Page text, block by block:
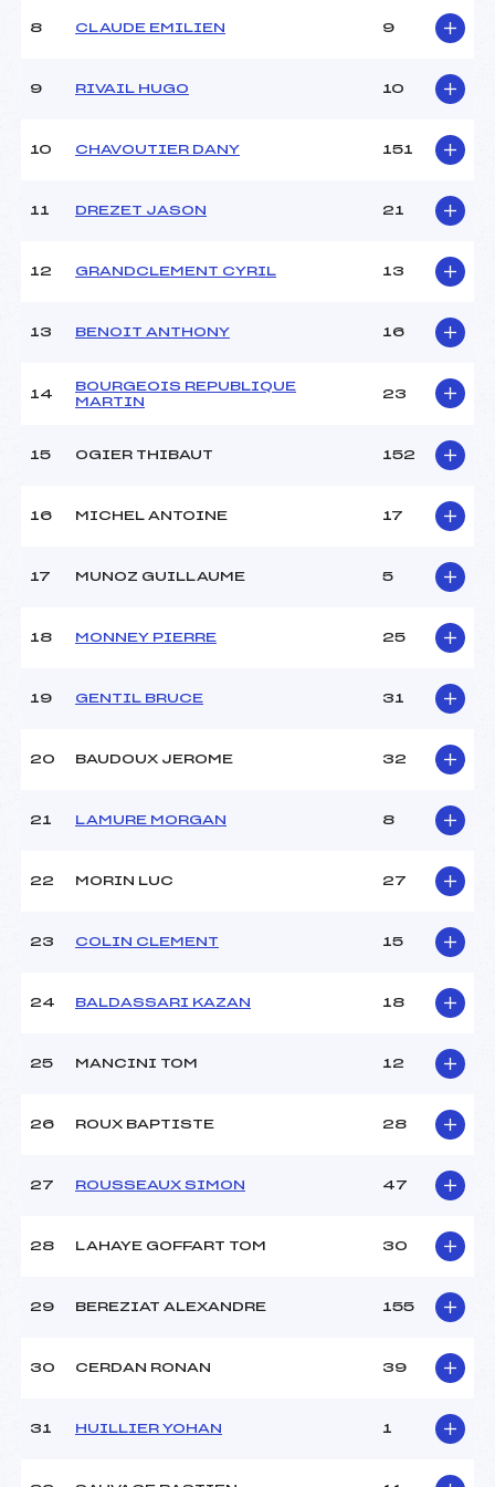
U19->SEN
Style :
8 CLAUDE EMILIEN 9
9 RIVAIL HUGO 10
10 CHAVOUTIER DANY 151
11 DREZET JASON 21
12 GRANDCLEMENT CYRIL 13
13 BENOIT ANTHONY 16
14
BOURGEOIS REPUBLIQUE
MARTIN
23
15 OGIER THIBAUT 152
16 MICHEL ANTOINE 17
17 MUNOZ GUILLAUME 5
18 MONNEY PIERRE 25
19 GENTIL BRUCE 31
20 BAUDOUX JEROME 32
21 LAMURE MORGAN 8
22 MORIN LUC 27
23 COLIN CLEMENT 15
24 BALDASSARI KAZAN 18
25 MANCINI TOM 12
26 ROUX BAPTISTE 28
27 ROUSSEAUX SIMON 47
28 LAHAYE GOFFART TOM 30
29 BEREZIAT ALEXANDRE 155
30 CERDAN RONAN 39
31 HUILLIER YOHAN 1